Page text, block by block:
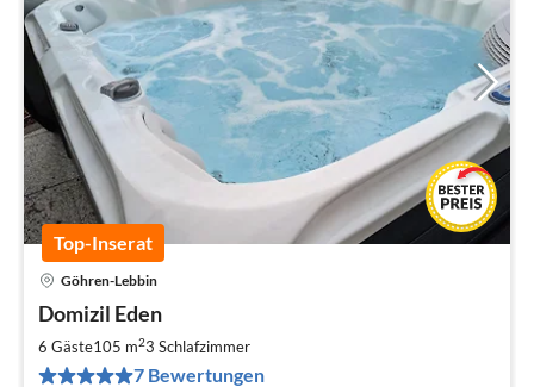
Top-Inserat
Göhren-Lebbin
Domizil Eden
6 Gäste105 m23 Schlafzimmer
7 Bewertungen